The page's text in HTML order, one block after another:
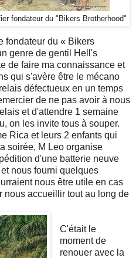
fondateur du "Bikers Brotherhood"
fondateur du « Bikers
genre de gentil Hell's
de faire ma connaissance et
qui s'avère être le mécano
défectueux en un temps
de ne pas avoir à nous
et d'attendre 1 semaine
on les invite tous à souper.
Rica et leurs 2 enfants qui
soirée, M Leo organise
d'une batterie neuve
nous fourni quelques
nous être utile en cas
nous accueillir tout au long de
C'était le
moment de
renouer avec la